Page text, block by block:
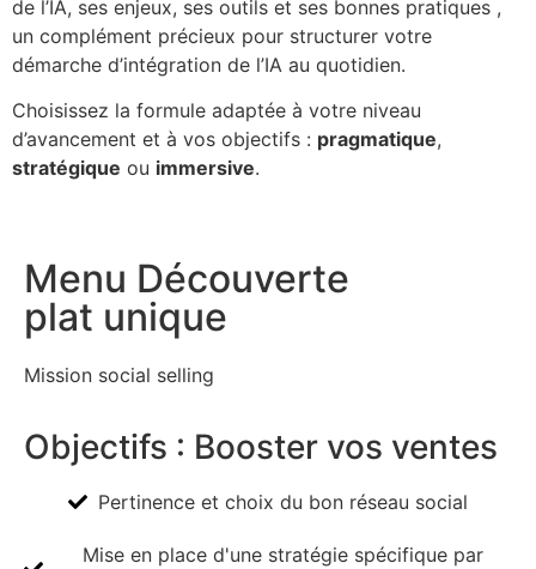
de l’IA, ses enjeux, ses outils et ses bonnes pratiques ,
un complément précieux pour structurer votre
démarche d’intégration de l’IA au quotidien.
Choisissez la formule adaptée à votre niveau
d’avancement et à vos objectifs : pragmatique,
stratégique ou immersive.
Menu Découverte
plat unique
Mission social selling
Objectifs : Booster vos ventes
Pertinence et choix du bon réseau social
Mise en place d'une stratégie spécifique par